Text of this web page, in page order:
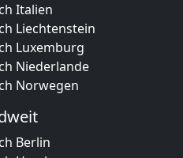
Italien
Liechtenstein
Luxemburg
Niederlande
Norwegen
Berlin